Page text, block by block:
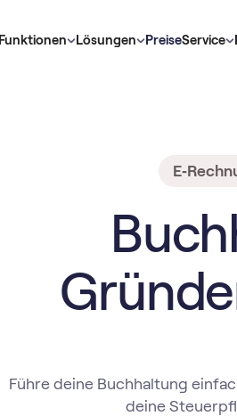
Funktionen Lösungen PreiseService
Führe deine Buchhaltung
deine